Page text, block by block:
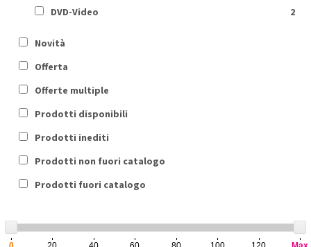
DVD-Video
2
Novità
Offerta
Offerte multiple
Prodotti disponibili
Prodotti inediti
Prodotti non fuori catalogo
Prodotti fuori catalogo